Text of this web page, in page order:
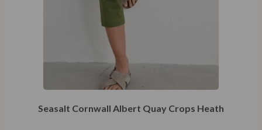
Seasalt Cornwall Albert Quay Crops Heath